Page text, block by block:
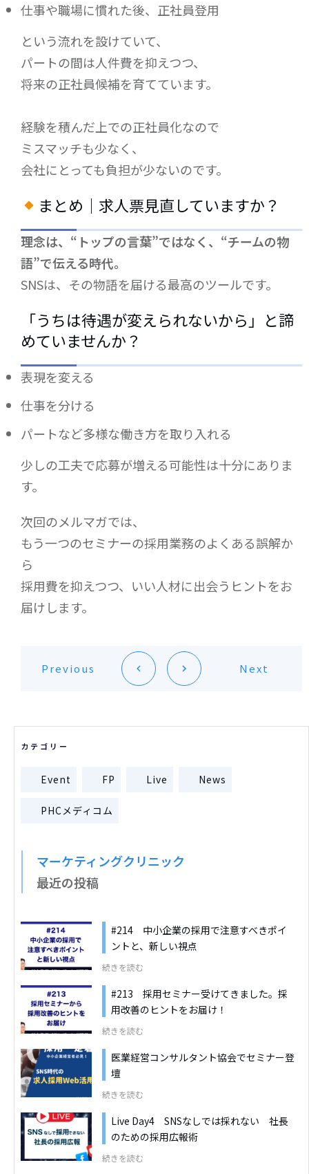
仕事や職場に慣れた後、正社員登用
という流れを設けていて、
パートの間は人件費を抑えつつ、
将来の正社員候補を育てています。
経験を積んだ上での正社員化なので
ミスマッチも少なく、
会社にとっても負担が少ないのです。
まとめ｜求人票見直していますか？
理念は、 “ トップの言葉”ではなく、 “チームの物
語”で伝える時代。
SNSは、その物語を届ける最高のツールです。
「うちは待遇が変えられないから」と諦
めていませんか？
表現を変える
仕事を分ける
パートなど多様な働き方を取り入れる
少しの工夫で応募が増える可能性は十分にありま
す。
次回のメルマガでは、
もう一つのセミナーの採用業務のよくある誤解か
ら
採用費を抑えつつ、いい人材に出会うヒントをお
届けします。
Previous Next
カテゴリー
Event FP Live News
PHCメディコム
マーケティングクリニック
最近の投稿
#214 中小企業の採用で注意すべきポイ
ントと、新しい視点
続きを読む
#213 採用セミナー受けてきました。採
用改善のヒントをお届け！
続きを読む
医業経営コンサルタント協会でセミナー登
壇
続きを読む
Live Day4 SNSなしでは採れない 社長
のための採用広報術
続きを読む